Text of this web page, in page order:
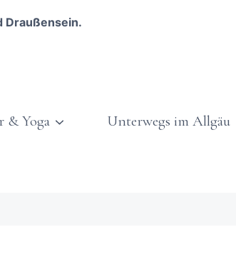
Draußensein.
& Yoga Unterwegs im Allgäu